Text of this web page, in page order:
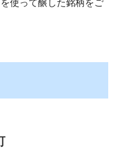
使って醸した銘柄をご